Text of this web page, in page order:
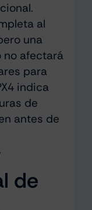
al
una
no afectará
para
indica
de
antes de
de